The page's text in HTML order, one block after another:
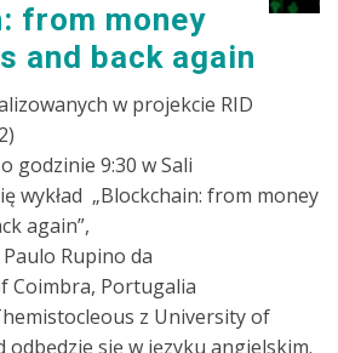
from money
and back again
w projekcie RID
godzinie 9:30 w Sali
wykład „Blockchain: from money
again”,
Rupino da
Coimbra, Portugalia
z University of
odbędzie się w języku angielskim.